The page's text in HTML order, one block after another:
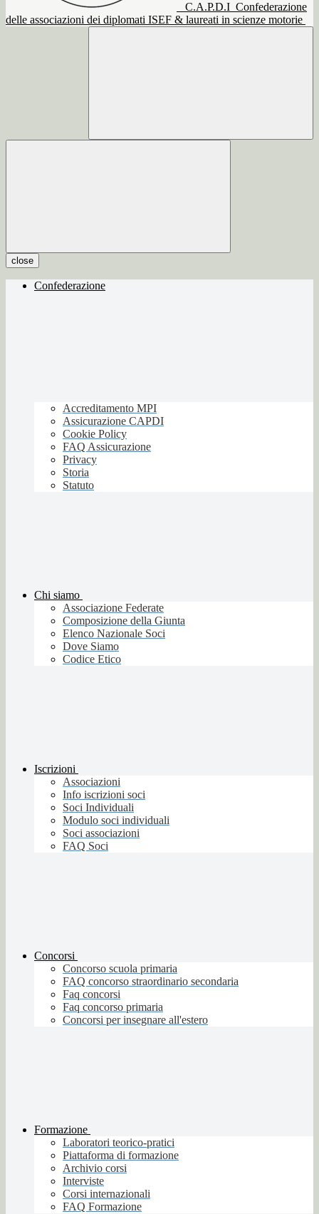
C.A.P.D.I Confederazione
delle associazioni dei diplomati ISEF & laureati in scienze motorie
close
Confederazione
Accreditamento MPI
Assicurazione CAPDI
Cookie Policy
FAQ Assicurazione
Privacy
Storia
Statuto
Chi siamo
Associazione Federate
Composizione della Giunta
Elenco Nazionale Soci
Dove Siamo
Codice Etico
Iscrizioni
Associazioni
Info iscrizioni soci
Soci Individuali
Modulo soci individuali
Soci associazioni
FAQ Soci
Concorsi
Concorso scuola primaria
FAQ concorso straordinario secondaria
Faq concorsi
Faq concorso primaria
Concorsi per insegnare all'estero
Formazione
Laboratori teorico-pratici
Piattaforma di formazione
Archivio corsi
Interviste
Corsi internazionali
FAQ Formazione